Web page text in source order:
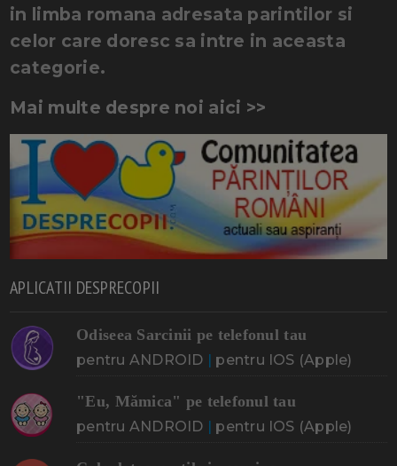
in limba romana adresata parintilor si
celor care doresc sa intre in aceasta
categorie.
Mai multe despre noi aici >>
APLICATII DESPRECOPII
Odiseea Sarcinii pe telefonul tau
pentru ANDROID pentru IOS (Apple)
"Eu, Mămica" pe telefonul tau
pentru ANDROID pentru IOS (Apple)